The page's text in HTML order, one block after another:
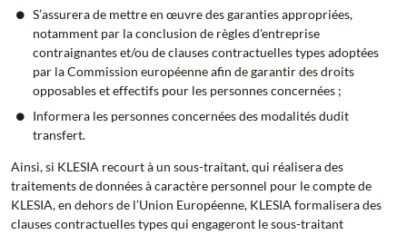
S’assurera de mettre en œuvre des garanties appropriées,
notamment par la conclusion de règles d'entreprise
contraignantes et/ou de clauses contractuelles types adoptées
par la Commission européenne afin de garantir des droits
opposables et effectifs pour les personnes concernées ;
Informera les personnes concernées des modalités dudit
transfert.
Ainsi, si KLESIA recourt à un sous-traitant, qui réalisera des
traitements de données à caractère personnel pour le compte de
KLESIA, en dehors de l’Union Européenne, KLESIA formalisera des
clauses contractuelles types qui engageront le sous-traitant